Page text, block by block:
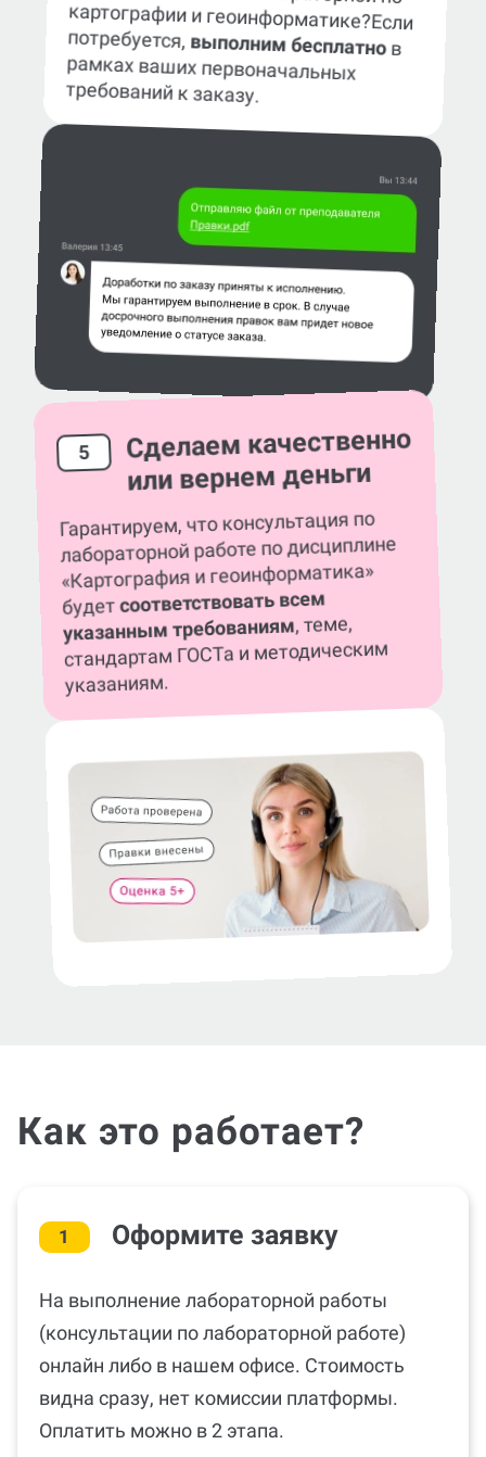
картографии и геоинформатике?Если
потребуется, выполним бесплатнов
рамках ваших первоначальных
требований к заказу.
5 Сделаем качественно
или вернем деньги
Гарантируем, что консультация по
лабораторной работе по дисциплине
«Картография и геоинформатика»
будетсоответствовать всем
указанным требованиям, теме,
стандартам ГОСТа и методическим
указаниям.
Как это работает?
1 Оформите заявку
На выполнение лабораторной работы
(консультации по лабораторной работе)
онлайн либо в нашем офисе. Стоимость
видна сразу, нет комиссии платформы.
Оплатить можно в 2 этапа.